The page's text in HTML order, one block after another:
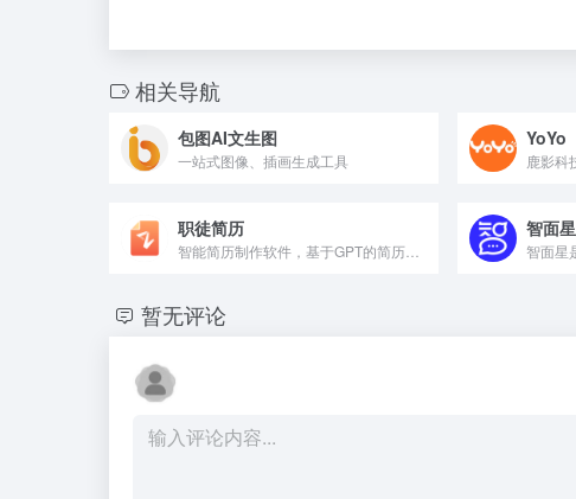
相关导航
包图AI文生图
一站式图像、插画生成工具
YoYo
职徒简历 智面星
暂无评论